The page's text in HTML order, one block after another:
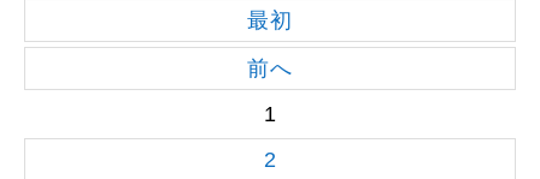
最初
前へ
1
2